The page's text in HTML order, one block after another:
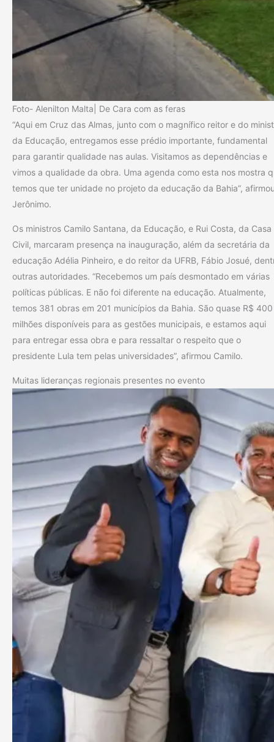
Foto- Alenilton Malta| De Cara com as feras
“Aqui em Cruz das Almas, junto com o magnífico reitor e do
da Educação, entregamos esse prédio importante, fundamental
para garantir qualidade nas aulas. Visitamos as dependências e
vimos a qualidade da obra. Uma agenda como esta nos mostra
temos que ter unidade no projeto da educação da Bahia”,
Jerônimo.
Os ministros Camilo Santana, da Educação, e Rui Costa, da Casa
Civil, marcaram presença na inauguração, além da secretária da
educação Adélia Pinheiro, e do reitor da UFRB, Fábio Josué,
outras autoridades. “Recebemos um país desmontado em várias
políticas públicas. E não foi diferente na educação. Atualmente,
temos 381 obras em 201 municípios da Bahia. São quase R$ 400
milhões disponíveis para as gestões municipais, e estamos aqui
para entregar essa obra e para ressaltar o respeito que o
presidente Lula tem pelas universidades”, afirmou Camilo.
Muitas lideranças regionais presentes no evento